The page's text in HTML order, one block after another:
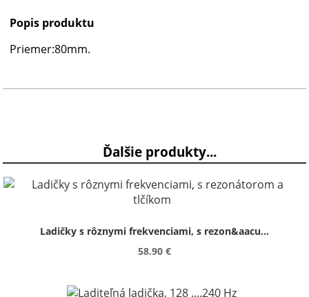
Popis produktu
Priemer:80mm.
Ďalšie produkty...
Ladičky s rôznymi frekvenciami, s rezon&aacu...
58.90 €